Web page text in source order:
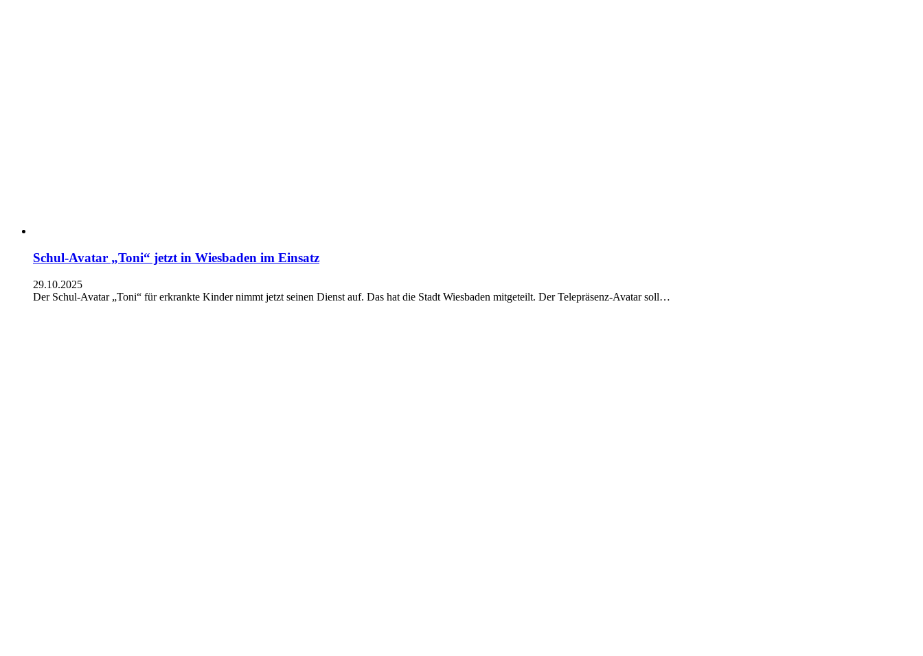
Schul-Avatar „Toni“ jetzt in Wiesbaden im Einsatz
29.10.2025
Der Schul-Avatar „Toni“ für erkrankte Kinder nimmt jetzt seinen Dienst auf. Das hat die Stadt Wiesbaden mitgeteilt. Der Telepräsenz-Avatar soll…